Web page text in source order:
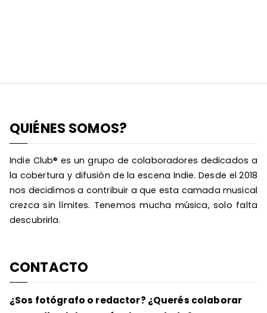
QUIÉNES SOMOS?
Indie Club® es un grupo de colaboradores dedicados a
la cobertura y difusión de la escena Indie. Desde el 2018
nos decidimos a contribuir a que esta camada musical
crezca sin límites. Tenemos mucha música, solo falta
descubrirla.
CONTACTO
¿Sos fotógrafo o redactor? ¿Querés colaborar